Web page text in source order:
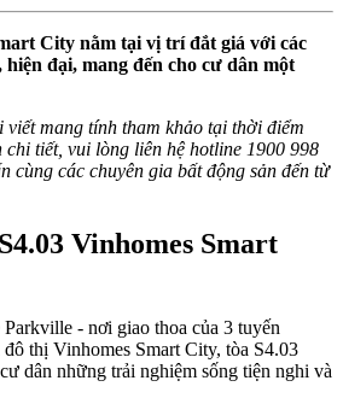
City nằm tại vị trí đắt giá với các
đại, mang đến cho cư dân một
mang tính tham khảo tại thời điểm
tiết, vui lòng liên hệ hotline 1900 998
cùng các chuyên gia bất động sản đến từ
Vinhomes Smart
- nơi giao thoa của 3 tuyến
thị Vinhomes Smart City, tòa S4.03
dân những trải nghiệm sống tiện nghi và